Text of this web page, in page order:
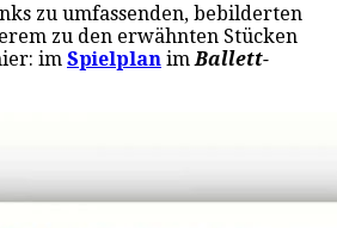
zu umfassenden, bebilderten
zu den erwähnten Stücken
im Spielplan imBallett-